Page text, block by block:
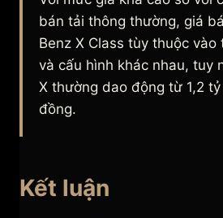
bán tải thông thường, giá
Benz X Class tùy thuộc
và cấu hình khác nhau, tuy
X thường dao động từ 1,2
đồng.
Kết luận